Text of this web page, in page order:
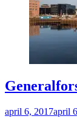
Posted
april 6, 2017april